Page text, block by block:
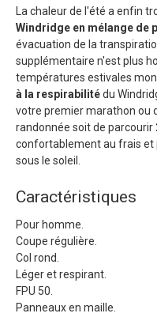
La chaleur de l'été a enfin
Windridge en mélange de
évacuation de la
supplémentaire n'est plus
températures estivales
à la respirabilitédu
votre premier marathon ou
randonnée soit de parcourir
confortablement au frais et
sous le soleil.
Caractéristiques
Pour homme.
Coupe régulière.
Col rond.
Léger et respirant.
FPU 50.
Panneaux en maille.